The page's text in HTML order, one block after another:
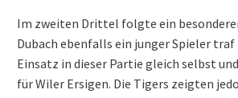
Im zweiten Drittel folgte ein
Dubach ebenfalls ein junger Spieler
Einsatz in dieser Partie gleich selbst
für Wiler Ersigen. Die Tigers zeigten